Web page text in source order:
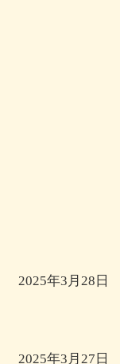
2025年3月28日
2025年3月27日